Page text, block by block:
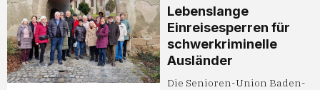
Lebenslange
Einreisesperren für
schwerkriminelle
Ausländer
Die Senioren-Union Baden-